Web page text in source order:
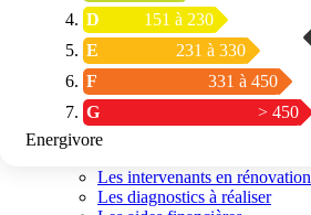
Les intervenants en rénovation
Les diagnostics à réaliser
D
151 à 230
E
231 à 330
F
331 à 450
G
> 450
Energivore